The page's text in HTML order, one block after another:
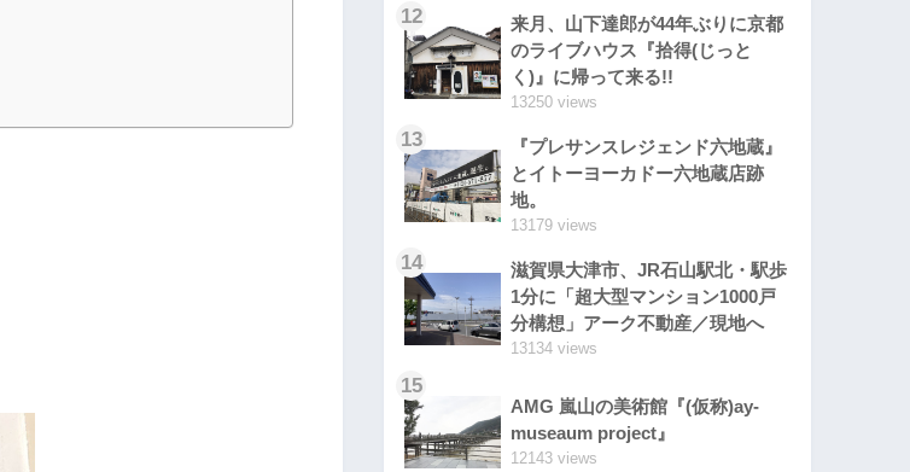
12
来月、山下達郎が44年ぶりに京都
のライブハウス『拾得(じっと
く)』に帰って来る!!
13250 views
13
『プレサンスレジェンド六地蔵』
とイトーヨーカドー六地蔵店跡
地。
13179 views
14
滋賀県大津市、JR石山駅北・駅歩
1分に「超大型マンション1000戸
分構想」アーク不動産／現地へ
13134 views
15
AMG 嵐山の美術館『(仮称)ay-
museaum project』
12143 views